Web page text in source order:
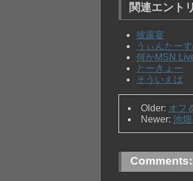
関連エント
披露宴
うぃんたー
何かMSN
とーきょー
そういえば
Older: オフ
Newer: 池
Comments: